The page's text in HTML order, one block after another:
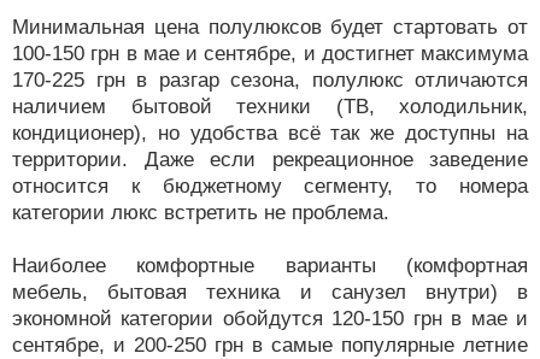
Минимальная цена полулюксов будет стартовать от
100-150 грн в мае и сентябре, и достигнет максимума
170-225 грн в разгар сезона, полулюкс отличаются
наличием бытовой техники (ТВ, холодильник,
кондиционер), но удобства всё так же доступны на
территории. Даже если рекреационное заведение
относится к бюджетному сегменту, то номера
категории люкс встретить не проблема.
Наиболее комфортные варианты (комфортная
мебель, бытовая техника и санузел внутри) в
экономной категории обойдутся 120-150 грн в мае и
сентябре, и 200-250 грн в самые популярные летние